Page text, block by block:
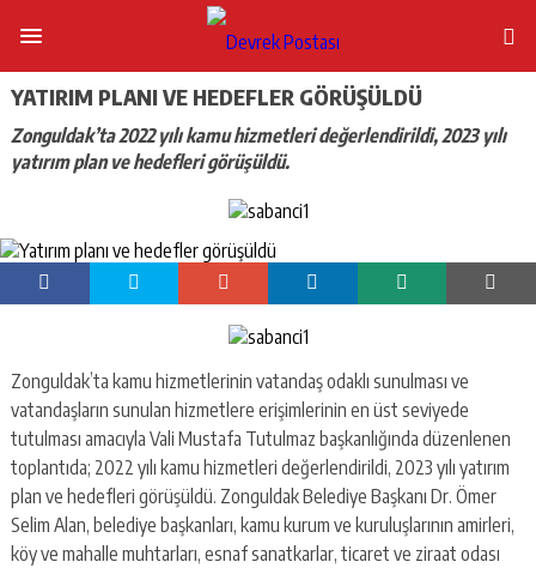
YATIRIM PLANI VE HEDEFLER GÖRÜŞÜLDÜ
Zonguldak’ta 2022 yılı kamu hizmetleri değerlendirildi, 2023 yılı
yatırım plan ve hedefleri görüşüldü.
Zonguldak’ta kamu hizmetlerinin vatandaş odaklı sunulması ve
vatandaşların sunulan hizmetlere erişimlerinin en üst seviyede
tutulması amacıyla Vali Mustafa Tutulmaz başkanlığında düzenlenen
toplantıda; 2022 yılı kamu hizmetleri değerlendirildi, 2023 yılı yatırım
plan ve hedefleri görüşüldü. Zonguldak Belediye Başkanı Dr. Ömer
Selim Alan, belediye başkanları, kamu kurum ve kuruluşlarının amirleri,
köy ve mahalle muhtarları, esnaf sanatkarlar, ticaret ve ziraat odası